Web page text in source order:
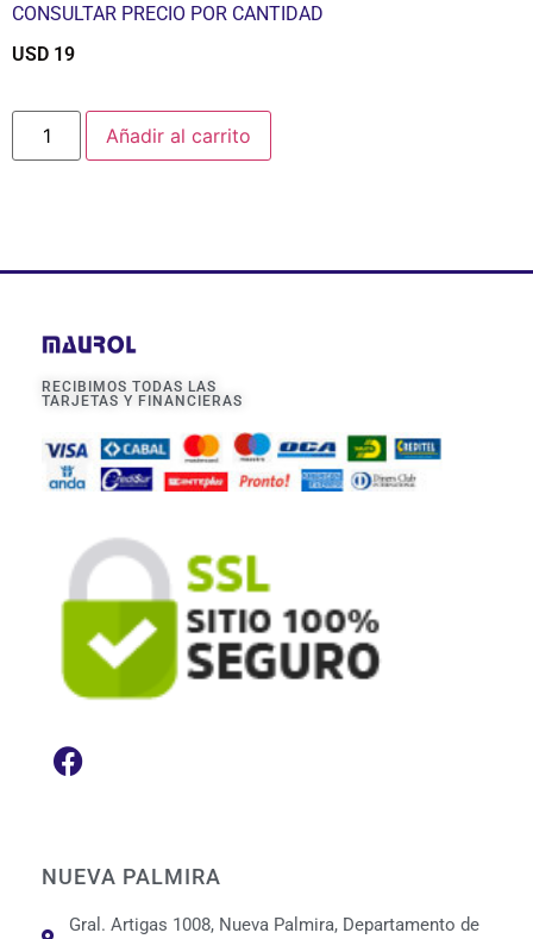
CONSULTAR PRECIO POR CANTIDAD
USD 19
Añadir al carrito
RECIBIMOS TODAS LAS
TARJETAS Y FINANCIERAS
NUEVA PALMIRA
Gral. Artigas 1008, Nueva Palmira, Departamento de